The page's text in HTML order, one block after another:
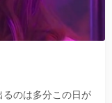
のは多分この日が